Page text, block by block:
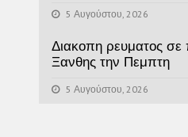
5 Αυγούστου, 2026
Διακοπη ρευματος σε
Ξανθης την Πεμπτη
5 Αυγούστου, 2026